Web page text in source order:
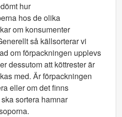
hur
hos de olika
om konsumenter
så källsorterar vi
om förpackningen upplevs
dessutom att köttrester är
med. Är förpackningen
eller om det finns
sortera hamnar